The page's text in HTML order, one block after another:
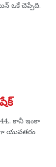
ఒకే చెప్పేది.
కానీ ఇంకా
యువ‌త‌రం